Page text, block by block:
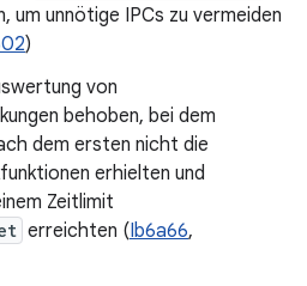
um unnötige IPCs zu vermeiden
)
von
behoben, bei dem
dem ersten nicht die
erhielten und
Zeitlimit
erreichten (Ib6a66,